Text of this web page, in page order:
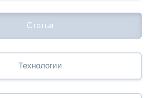
Статьи
Технологии